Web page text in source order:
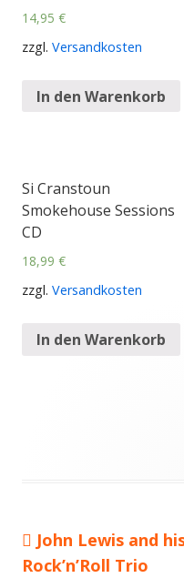
14,95 €
zzgl. Versandkosten
In den Warenkorb
Si Cranstoun
Smokehouse Sessions
CD
18,99 €
zzgl. Versandkosten
In den Warenkorb
Vorheriger
Beitrag:
John Lewis and
Rock’n’Roll Trio